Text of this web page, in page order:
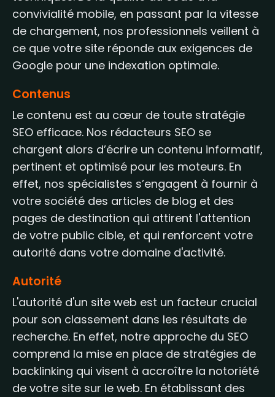
convivialité mobile, en passant par la vitesse
de chargement, nos professionnels veillent à
ce que votre site réponde aux exigences de
Google pour une indexation optimale.
Contenus
Le contenu est au cœur de toute stratégie
SEO efficace. Nos rédacteurs SEO se
chargent alors d’écrire un contenu informatif,
pertinent et optimisé pour les moteurs. En
effet, nos spécialistes s’engagent à fournir à
votre société des articles de blog et des
pages de destination qui attirent l'attention
de votre public cible, et qui renforcent votre
autorité dans votre domaine d'activité.
Autorité
L'autorité d'un site web est un facteur crucial
pour son classement dans les résultats de
recherche. En effet, notre approche du SEO
comprend la mise en place de stratégies de
backlinking qui visent à accroître la notoriété
de votre site sur le web. En établissant des